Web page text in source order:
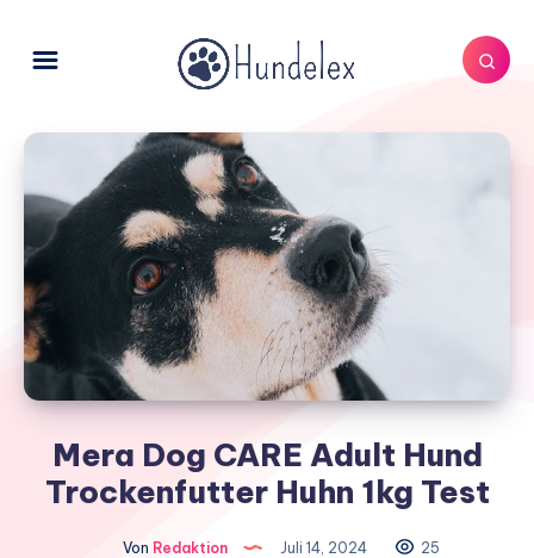
Mera Dog CARE Adult Hund
Trockenfutter Huhn 1kg Test
Von Redaktion Juli 14, 2024 25